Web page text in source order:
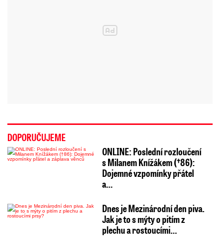
DOPORUČUJEME
ONLINE: Poslední rozloučení
s Milanem Knížákem (†86):
Dojemné vzpomínky přátel
a…
Dnes je Mezinárodní den piva.
Jak je to s mýty o pitím z
plechu a rostoucími…